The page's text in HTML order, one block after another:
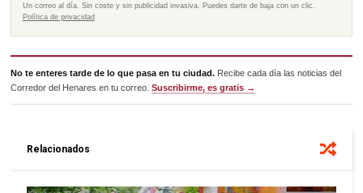
Un correo al día. Sin coste y sin publicidad invasiva. Puedes darte de baja con un clic.
Política de privacidad
No te enteres tarde de lo que pasa en tu ciudad. Recibe cada día las noticias del
Corredor del Henares en tu correo.Suscribirme, es gratis →
Relacionados